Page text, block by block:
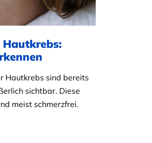
Hautkrebs sind bereits
sichtbar. Diese
meist schmerzfrei.